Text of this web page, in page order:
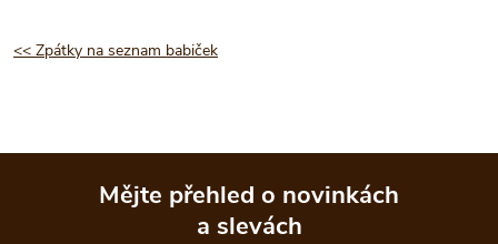
<< Zpátky na seznam babiček
Mějte přehled o novinkách
a slevách